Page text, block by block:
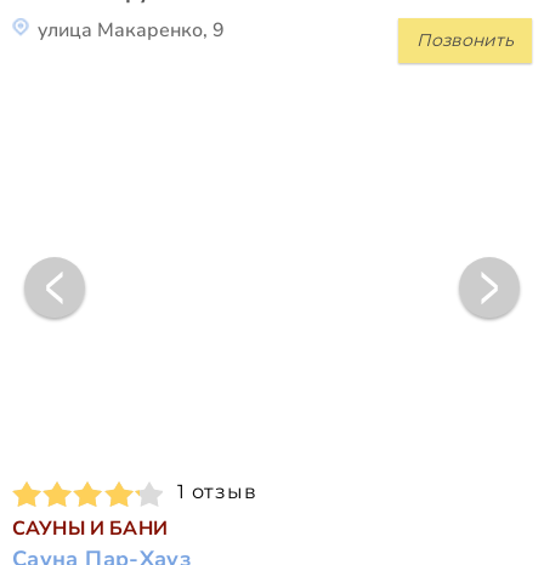
Позвонить
улица Макаренко, 9
1 отзыв
САУНЫ И БАНИ
Сауна Пар-Хауз